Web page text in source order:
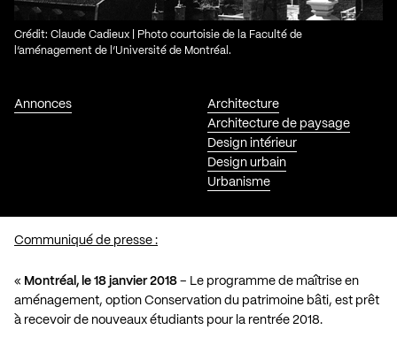
Annonces
Architecture
Architecture de paysage
Design intérieur
Design urbain
Urbanisme
Crédit: Claude Cadieux | Photo courtoisie de la Faculté de
l’aménagement de l’Université de Montréal.
Communiqué de presse :
« Montréal, le 18 janvier 2018 – Le programme de maîtrise en
aménagement, option Conservation du patrimoine bâti, est prêt
à recevoir de nouveaux étudiants pour la rentrée 2018.